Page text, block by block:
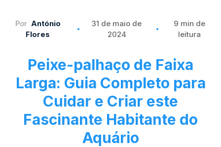
Por António
Flores
31 de maio de
2024
9 min de
leitura
Peixe-palhaço de Faixa
Larga: Guia Completo para
Cuidar e Criar este
Fascinante Habitante do
Aquário